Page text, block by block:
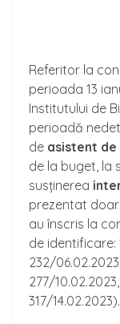
Referitor la
perioada 13
Institutului de
perioadă
de asistent
de la buget, la
susținerea
prezentat
au înscris la
de identificare:
232/
277/
317/14.02.2023).